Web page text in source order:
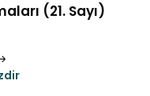
(21. Sayı)